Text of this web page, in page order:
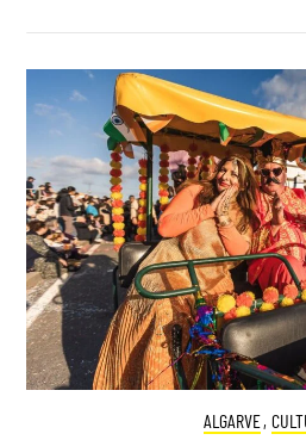
ALGARVE,